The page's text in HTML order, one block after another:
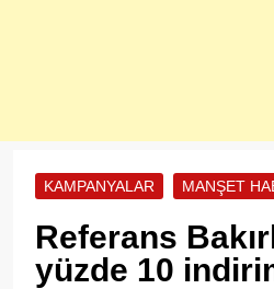
KAMPANYALAR MANŞET
Referans
yüzde 10